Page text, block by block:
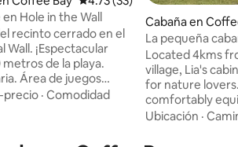
5, 6 reseñas
Hole in the Wall
recinto cerrado en el
¡Espectacular
de la playa.
Área de juegos
precio · Comodidad
Cabaña en
La pequeña
Located 4kms
village, Lia's
for nature
comfortably
large, fully
Ubicación ·